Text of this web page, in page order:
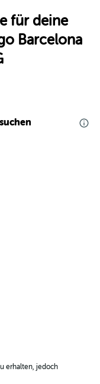
für deine
Barcelona
erhalten, jedoch